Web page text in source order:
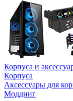
Корпуса и
Корпуса
Аксессуары для
Моддинг